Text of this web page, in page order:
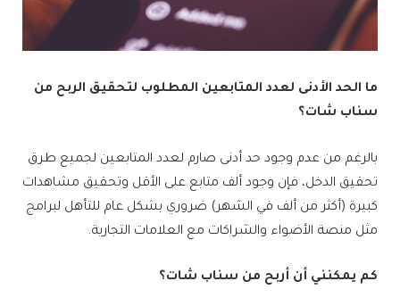
ما الحد الأدنى لعدد المتابعين المطلوب لتحقيق الربح من
سناب شات؟
بالرغم من عدم وجود حد أدنى صارم لعدد المتابعين لجميع طرق
تحقيق الدخل، فإن وجود ألف متابع على الأقل وتحقيق مشاهدات
كبيرة (أكثر من ألف في الشهر) ضروري بشكل عام للتأهل لبرامج
مثل منصة الأضواء والشراكات مع العلامات التجارية.
كم يمكنني أن أربح من سناب شات؟